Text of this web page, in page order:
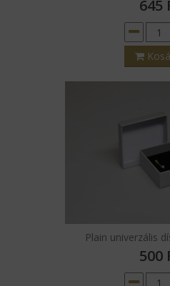
645
Plain univerzális
500